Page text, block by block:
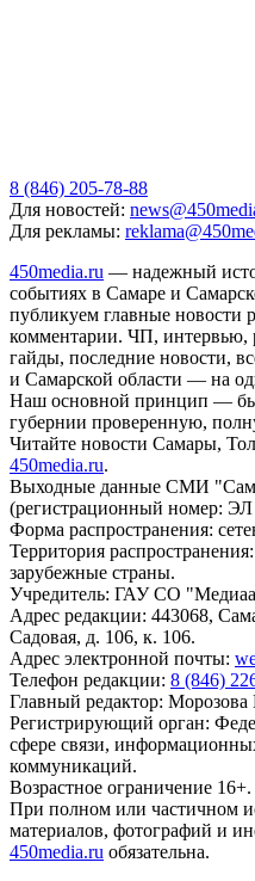
8 (846) 205-78-88
Для новостей:
Для рекламы:
450media.ru — надежный
событиях в Самаре и
публикуем главные новости
комментарии. ЧП, интервью,
гайды, последние новости,
и Самарской области — на
Наш основной принцип —
губернии проверенную,
Читайте новости Самары,
450media.ru.
Выходные данные СМИ
(регистрационный номер:
Форма распространения:
Территория
зарубежные страны.
Учредитель: ГАУ СО
Адрес редакции: 443068,
Садовая, д. 106, к. 106.
Адрес электронной почты:
Телефон редакции: 8 (846)
Главный редактор:
Регистрирующий орган:
сфере связи,
коммуникаций.
Возрастное ограничение 16+.
При полном или частичном
материалов, фотографий и
450media.ru обязательна.